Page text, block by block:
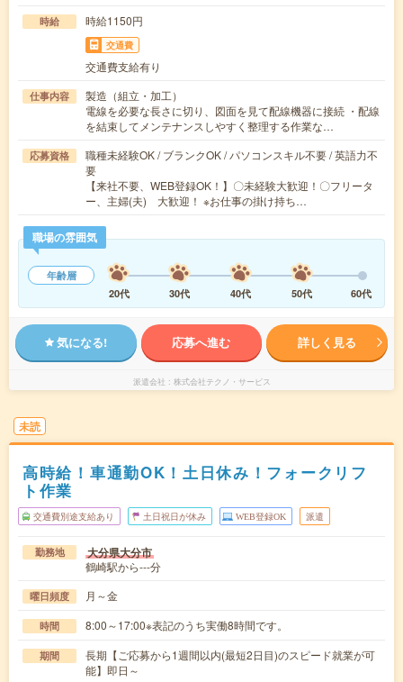
時給 時給1150円
交通費
交通費支給有り
仕事内容
製造（組立・加工）
電線を必要な長さに切り、図面を見て配線機器に接続 ・配線
を結束してメンテナンスしやすく整理する作業な…
応募資格
職種未経験OK / ブランクOK / パソコンスキル不要 / 英語力不
要
【来社不要、WEB登録OK！】〇未経験大歓迎！〇フリータ
ー、主婦(夫) 大歓迎！ ※お仕事の掛け持ち…
職場の雰囲気
年齢層
20代
30代 40代 50代 60代
気になる! 応募へ進む 詳しく見る
派遣会社 株式会社テクノ・サービス
未読
高時給！車通勤OK！土日休み！フォークリフ
ト作業
交通費別途支給あり 土日祝日が休み WEB登録OK 派遣
勤務地 大分県大分市
鶴崎駅から---分
曜日頻度 月～金
時間 8:00～17:00※表記のうち実働8時間です。
期間
長期【ご応募から1週間以内(最短2日目)のスピード就業が可
能】即日～